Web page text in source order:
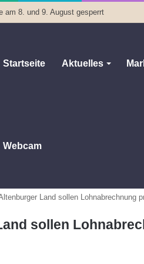
am 8. und 9. August gesperrt
Startseite Aktuelles
Webcam
Land sollen Lohnabrechnung
sollen